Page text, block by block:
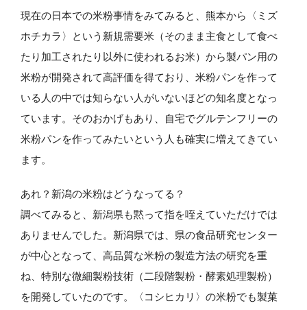
現在の日本での米粉事情をみてみると、熊本から〈ミズ
ホチカラ〉という新規需要米（そのまま主食として食べ
たり加工されたり以外に使われるお米）から製パン用の
米粉が開発されて高評価を得ており、米粉パンを作って
いる人の中では知らない人がいないほどの知名度となっ
ています。そのおかげもあり、自宅でグルテンフリーの
米粉パンを作ってみたいという人も確実に増えてきてい
ます。
あれ？新潟の米粉はどうなってる？
調べてみると、新潟県も黙って指を咥えていただけでは
ありませんでした。新潟県では、県の食品研究センター
が中心となって、高品質な米粉の製造方法の研究を重
ね、特別な微細製粉技術（二段階製粉・酵素処理製粉）
を開発していたのです。〈コシヒカリ〉の米粉でも製菓